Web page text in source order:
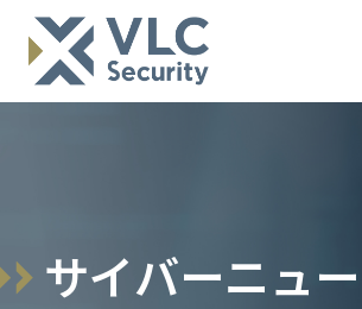
サイバーニュー